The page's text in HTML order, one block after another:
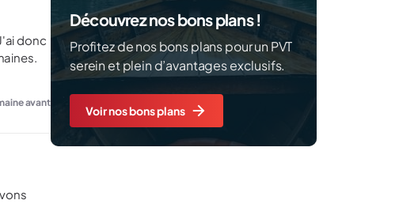
avant
Découvrez nos bons plans !
Profitez de nos bons plans pour un PVT
serein et plein d’avantages exclusifs.
Voir nos bons plans